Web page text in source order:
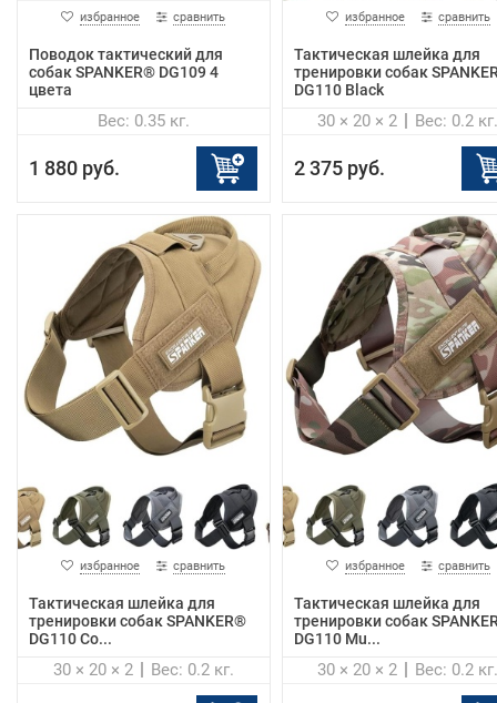
избранное сравнить
Поводок тактический для
собак SPANKER® DG109 4
цвета
Вес: 0.35 кг.
1 880 руб.
избранное сравнить
Тактическая шлейка для
тренировки собак
DG110 Black
30 × 20 × 2 Вес: 0.2
2 375 руб.
избранное сравнить
Тактическая шлейка для
тренировки собак SPANKER®
DG110 Co...
30 × 20 × 2 Вес: 0.2 кг.
избранное сравнить
Тактическая шлейка для
тренировки собак
DG110 Mu...
30 × 20 × 2 Вес: 0.2